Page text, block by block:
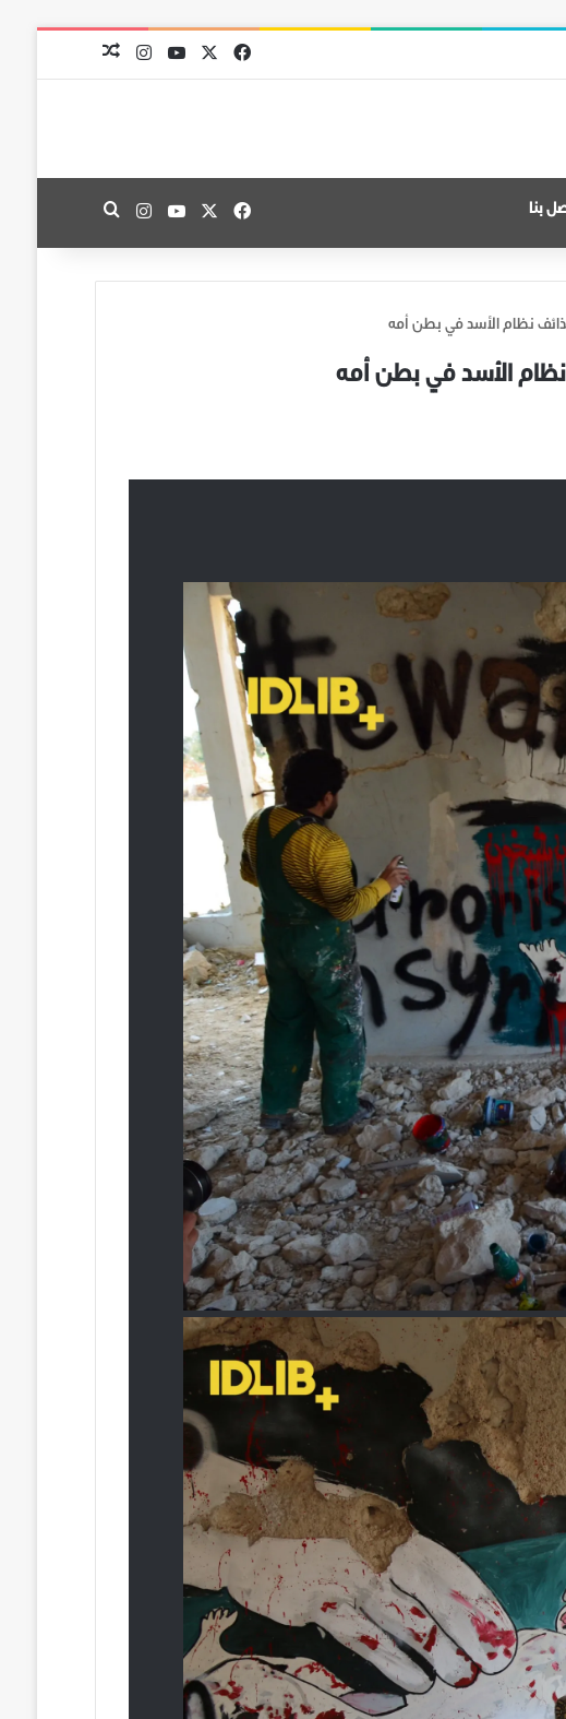
فيسبوك
‫X
‫YouTubeانستقراممقال عشوائي
بنا فيسبوك
‫X
‫YouTubeانستقرامبحث عن
نظام الأسد في بطن أمه
الأسد في بطن أمه